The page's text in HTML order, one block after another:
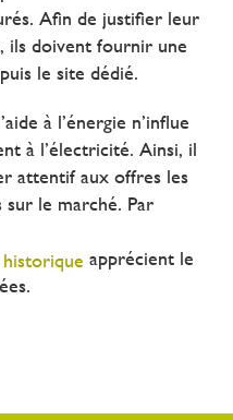
Afin de justifier leur
ils doivent fournir une
le site dédié.
à l’énergie n’influe
à l’électricité. Ainsi, il
attentif aux offres les
sur le marché. Par
apprécient le